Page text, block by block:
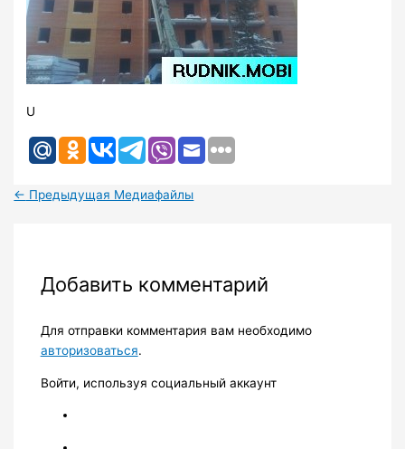
U
← Предыдущая Медиафайлы
Добавить комментарий
Для отправки комментария вам необходимо
авторизоваться.
Войти, используя социальный аккаунт